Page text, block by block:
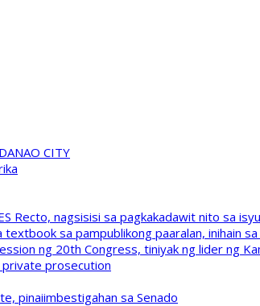
CITY
Recto, nagsisisi sa pagkakadawit nito sa isyu
sa pampublikong paaralan, inihain
ng 20th Congress, tiniyak ng lider ng
private prosecution
pinaiimbestigahan sa Senado